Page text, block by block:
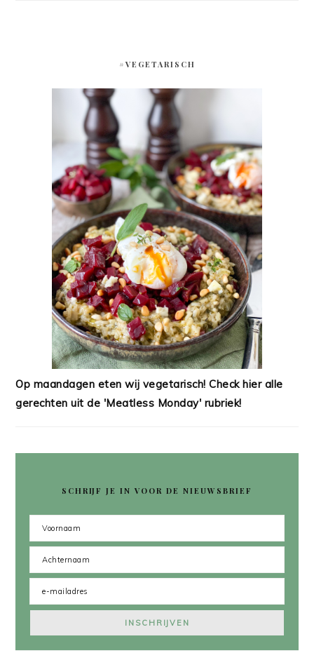
#VEGETARISCH
Op maandagen eten wij vegetarisch! Check hier alle
gerechten uit de 'Meatless Monday' rubriek!
SCHRIJF JE IN VOOR DE NIEUWSBRIEF